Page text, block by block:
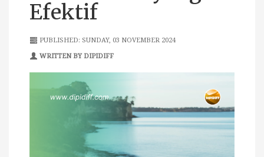
Efektif
PUBLISHED: SUNDAY, 03 NOVEMBER 2024
WRITTEN BY DIPIDIFF